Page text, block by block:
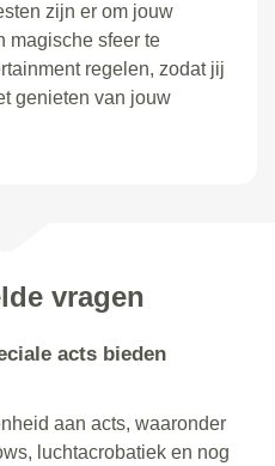
zijn er om jouw
magische sfeer te
regelen, zodat jij
genieten van jouw
vragen
acts bieden
aan acts, waaronder
luchtacrobatiek en nog